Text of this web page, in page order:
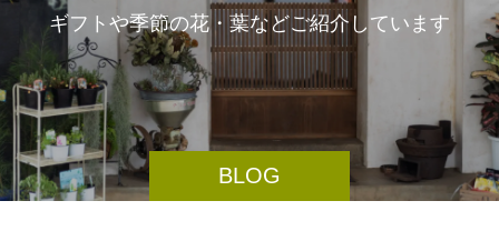
BLOG
ギフ ト や季節の花・ 葉な どご紹介し てい ま す